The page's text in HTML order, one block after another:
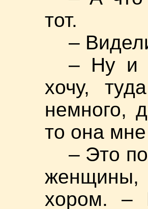
тот.
–
– Ну и
хочу,
немного,
то она
– Это
женщины,
хором. –